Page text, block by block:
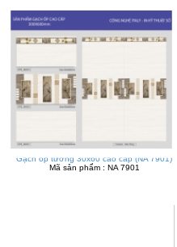
Gạch ốp tường 30x60 cao cấp (NA 7901)
Mã sản phẩm : NA 7901